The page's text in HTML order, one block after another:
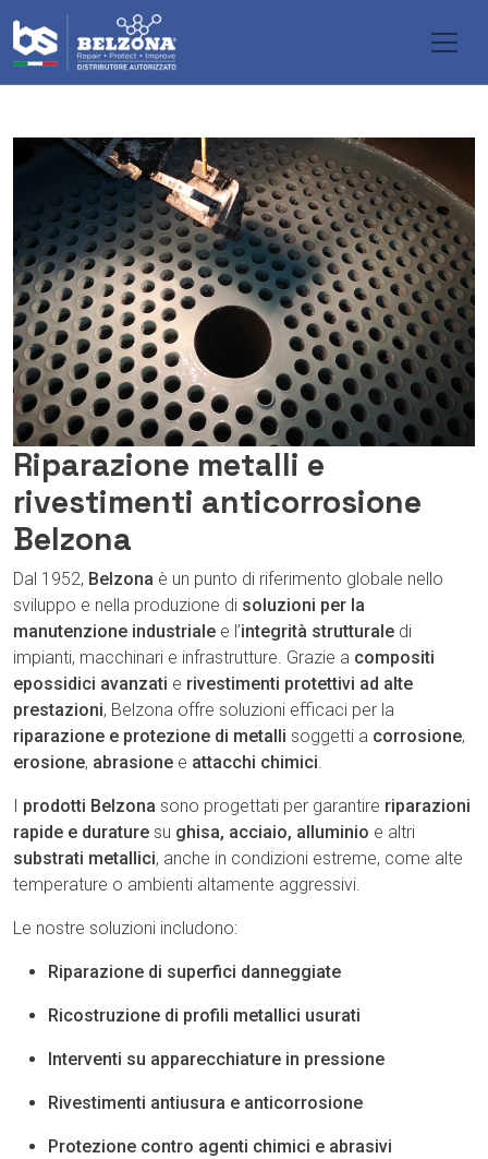
Riparazione metalli e
rivestimenti anticorrosione
Belzona
Dal 1952, Belzona è un punto di riferimento globale nello
sviluppo e nella produzione di soluzioni per la
manutenzione industriale e l’integrità strutturale di
impianti, macchinari e infrastrutture. Grazie a compositi
epossidici avanzati e rivestimenti protettivi ad alte
prestazioni, Belzona offre soluzioni efficaci per la
riparazione e protezione di metalli soggetti a corrosione,
erosione, abrasione e attacchi chimici.
prodotti Belzona sono progettati per garantire riparazioni
rapide e durature su ghisa, acciaio, alluminio e altri
substrati metallici, anche in condizioni estreme, come alte
temperature o ambienti altamente aggressivi.
Le nostre soluzioni includono:
Riparazione di superfici danneggiate
Ricostruzione di profili metallici usurati
Interventi su apparecchiature in pressione
Rivestimenti antiusura e anticorrosione
Protezione contro agenti chimici e abrasivi